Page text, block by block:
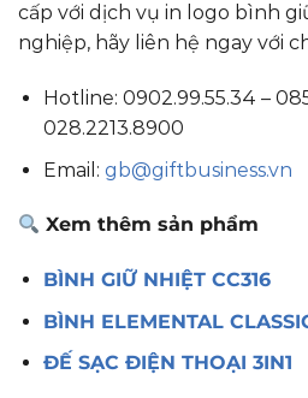
cấp với dịch vụ in logo bình
nghiệp, hãy liên hệ ngay với
Hotline: 0902.99.55.34 –
028.2213.8900
Email: gb@giftbusiness.vn
Xem thêm sản phẩm
BÌNH GIỮ NHIỆT CC316
BÌNH ELEMENTAL
ĐẾ SẠC ĐIỆN THOẠI 3IN1